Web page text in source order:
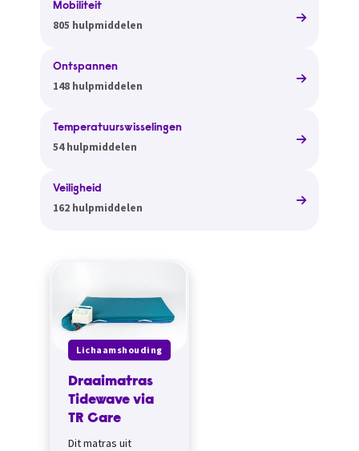
Mobiliteit
805 hulpmiddelen
Ontspannen
148 hulpmiddelen
Temperatuurswisselingen
54 hulpmiddelen
Veiligheid
162 hulpmiddelen
Lichaamshouding
Draaimatras
Tidewave via
TR Care
Dit matras uit